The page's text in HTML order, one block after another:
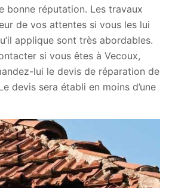
bonne réputation. Les travaux
de vos attentes si vous les lui
applique sont très abordables.
si vous êtes à Vecoux,
lui le devis de réparation de
devis sera établi en moins d’une